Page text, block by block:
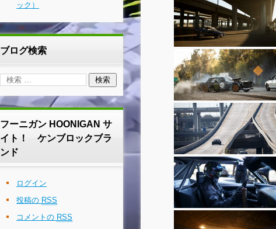
ック）
ブログ検索
フーニガン HOONIGAN サ
イト！ ケンブロックブラ
ンド
ログイン
投稿の RSS
コメントの RSS